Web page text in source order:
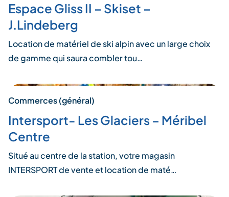
Espace Gliss II – Skiset –
J.Lindeberg
Location de matériel de ski alpin avec un large choix
de gamme qui saura combler tou…
Commerces (général)
Intersport- Les Glaciers – Méribel
Centre
Situé au centre de la station, votre magasin
INTERSPORT de vente et location de maté…